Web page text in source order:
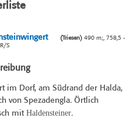
(Triesen)490 m;, 758,5 -
S
im Dorf, am Südrand der Halda,
von Spezadengla. Örtlich
mit Haldensteiner.